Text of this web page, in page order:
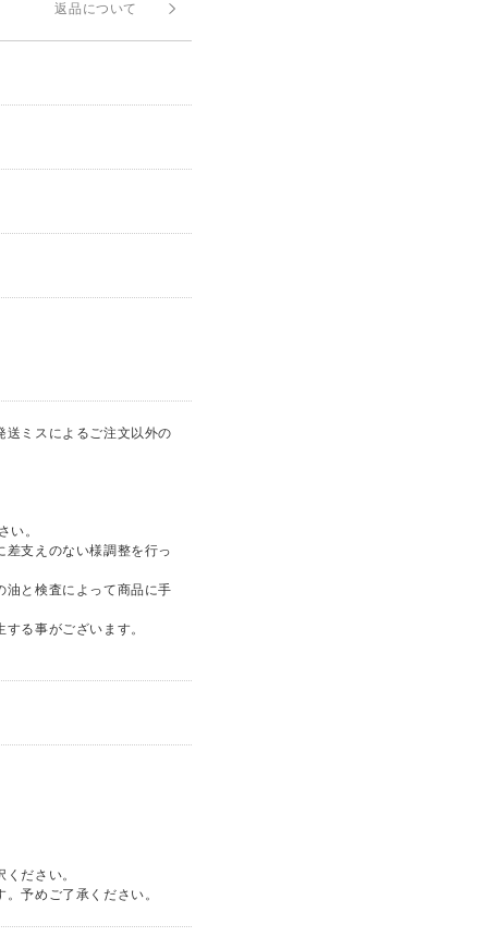
返品について
送ミスによるご注文以外の
い。
差支えのない様調整を行っ
油と検査によって商品に手
る事がございます。
ださい。
予めご了承ください。